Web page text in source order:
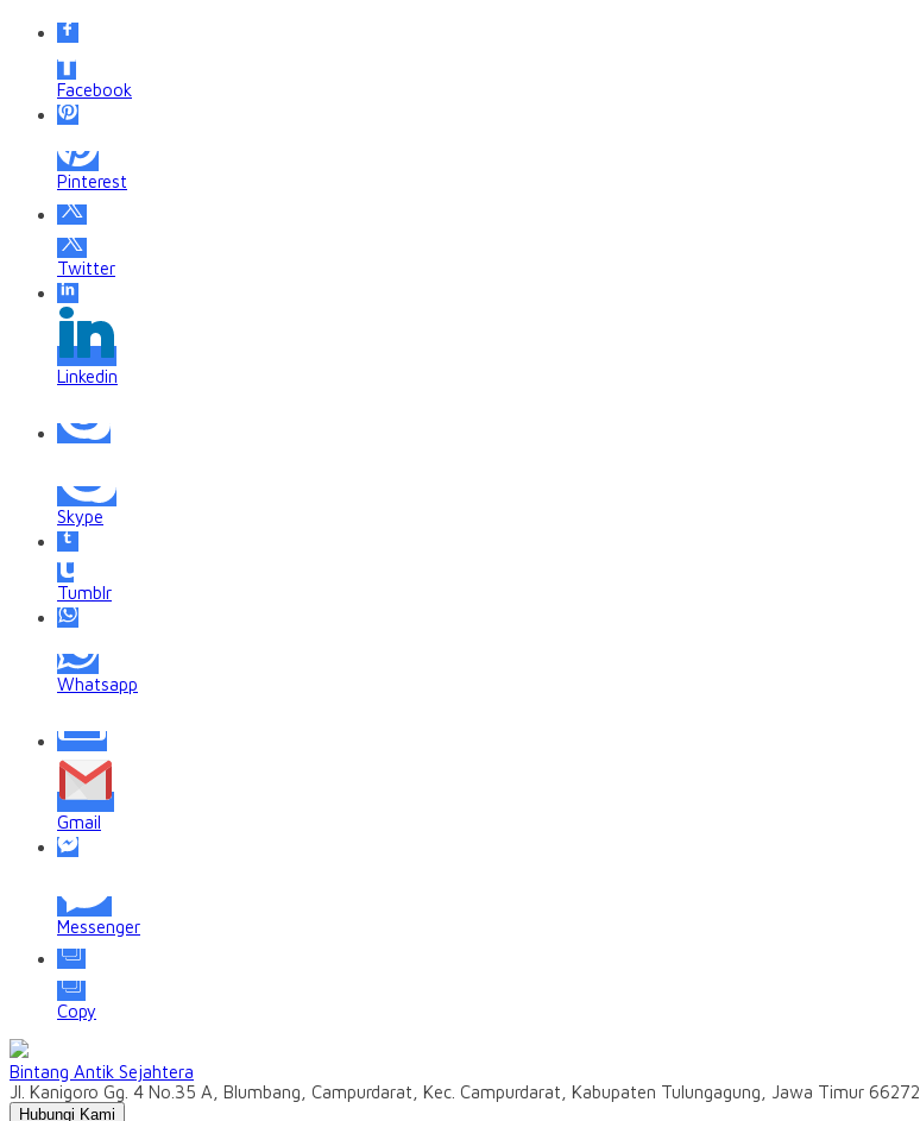
Facebook
Pinterest
Twitter
Linkedin
Skype
Tumblr
Whatsapp
Gmail
Messenger
Copy
Bintang Antik Sejahtera
Jl. Kanigoro Gg. 4 No.35 A, Blumbang, Campurdarat, Kec. Campurdarat, Kabupaten Tulungagung, Jawa Timur 66272
Hubungi Kami